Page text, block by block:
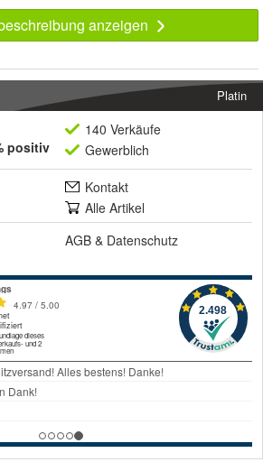
anzeigen
Platin
positiv
140 Verkäufe
Gewerblich
Kontakt
Alle Artikel
AGB & Datenschutz